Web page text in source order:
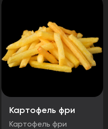
Картофель фри
Картофель фри